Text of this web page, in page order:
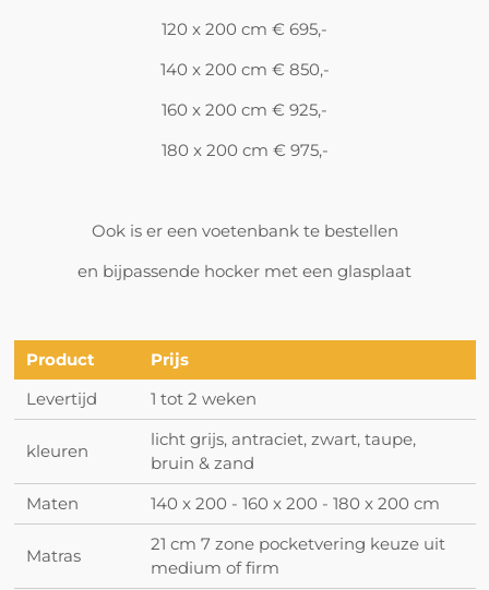
120 x 200 cm € 695,-
140 x 200 cm € 850,-
160 x 200 cm € 925,-
180 x 200 cm € 975,-
Ook is er een voetenbank te bestellen
en bijpassende hocker met een glasplaat
Product
Prijs
Levertijd
1 tot 2 weken
kleuren
licht grijs, antraciet, zwart, taupe,
bruin & zand
Maten
140 x 200 - 160 x 200 - 180 x 200 cm
Matras
21 cm 7 zone pocketvering keuze uit
medium of firm